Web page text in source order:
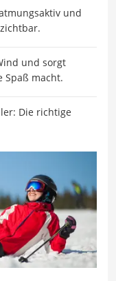
und
und sorgt
Spaß macht.
Die richtige